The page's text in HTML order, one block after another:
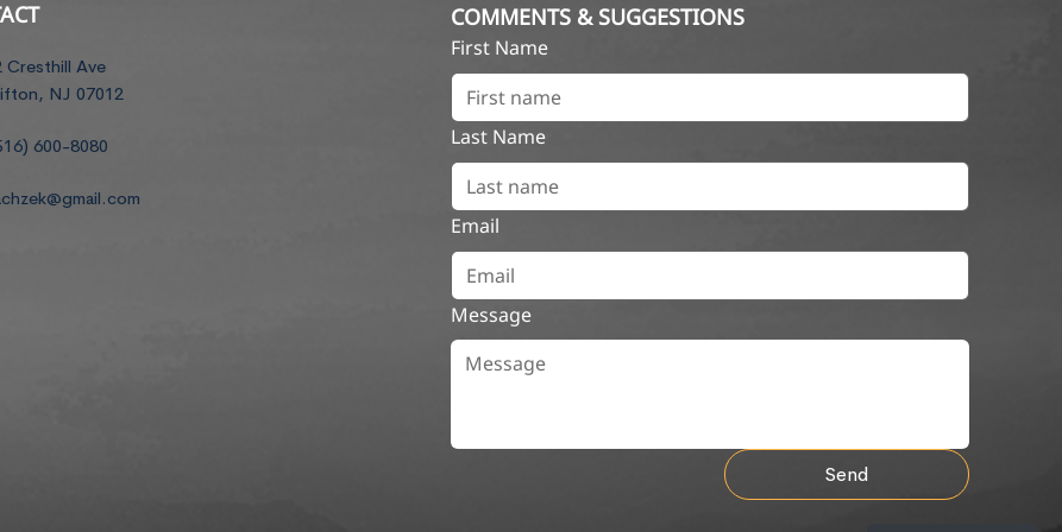
Cresthill Ave
NJ 07012
600-8080
COMMENTS & SUGGESTIONS
First Name
Last Name
Email
Message
Send